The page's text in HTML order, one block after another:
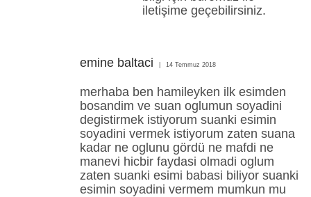
iletişime geçebilirsiniz.
emine baltaci 14 Temmuz 2018
merhaba ben hamileyken ilk esimden
bosandim ve suan oglumun soyadini
degistirmek istiyorum suanki esimin
soyadini vermek istiyorum zaten suana
kadar ne oglunu gördü ne mafdi ne
manevi hicbir faydasi olmadi oglum
zaten suanki esimi babasi biliyor suanki
esimin soyadini vermem mumkun mu